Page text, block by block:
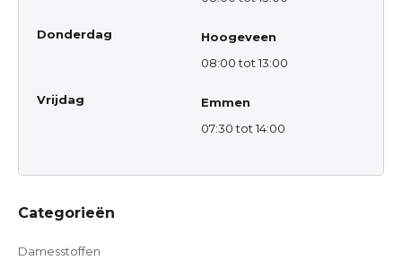
Donderdag
Hoogeveen
08:00 tot 13:00
Vrijdag
Emmen
07:30 tot 14:00
Categorieën
Damesstoffen